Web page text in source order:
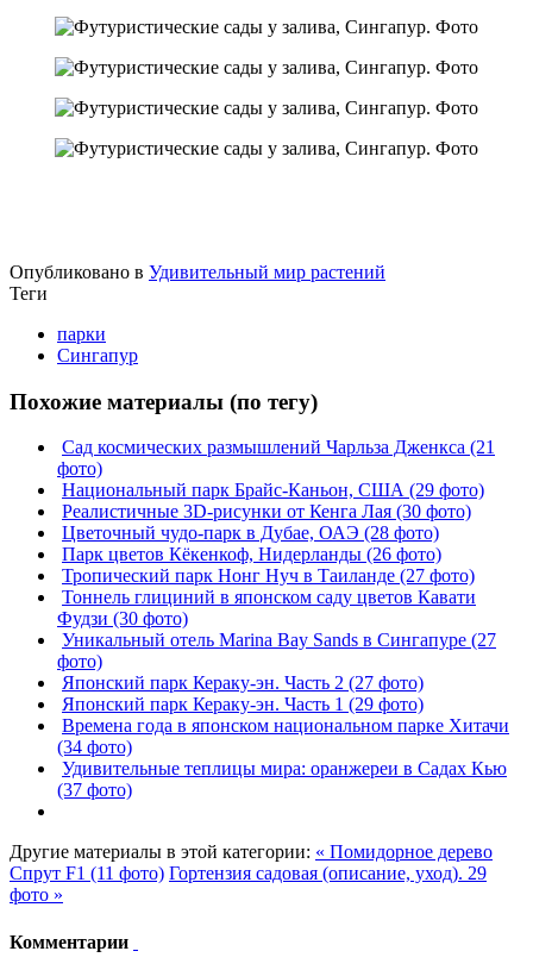
Опубликовано в Удивительный мир растений
Теги
парки
Сингапур
Похожие материалы (по тегу)
Сад космических размышлений Чарльза Дженкса (21
фото)
Национальный парк Брайс-Каньон, США (29 фото)
Реалистичные 3D-рисунки от Кенга Лая (30 фото)
Цветочный чудо-парк в Дубае, ОАЭ (28 фото)
Парк цветов Кёкенкоф, Нидерланды (26 фото)
Тропический парк Нонг Нуч в Таиланде (27 фото)
Тоннель глициний в японском саду цветов Кавати
Фудзи (30 фото)
Уникальный отель Marina Bay Sands в Сингапуре (27
фото)
Японский парк Кераку-эн. Часть 2 (27 фото)
Японский парк Кераку-эн. Часть 1 (29 фото)
Времена года в японском национальном парке Хитачи
(34 фото)
Удивительные теплицы мира: оранжереи в Садах Кью
(37 фото)
Другие материалы в этой категории: « Помидорное дерево
Спрут F1 (11 фото) Гортензия садовая (описание, уход). 29
фото »
Комментарии